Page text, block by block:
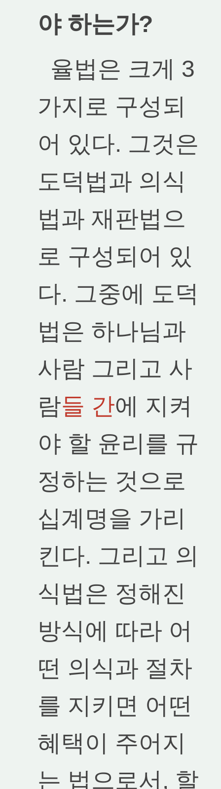
야 하는가?
율법은 크게 3
가지로 구성되
어 있다. 그것은
도덕법과 의식
법과 재판법으
로 구성되어 있
다. 그중에 도덕
법은 하나님과
사람 그리고 사
람들 간에 지켜
야 할 윤리를 규
정하는 것으로
십계명을 가리
킨다. 그리고 의
식법은 정해진
방식에 따라 어
떤 의식과 절차
를 지키면 어떤
혜택이 주어지
는 법으로서, 할